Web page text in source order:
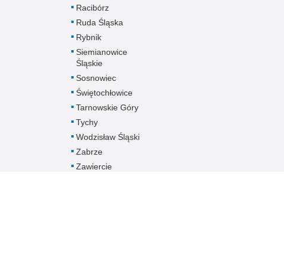
Racibórz
Ruda Śląska
Rybnik
Siemianowice
Śląskie
Sosnowiec
Świętochłowice
Tarnowskie Góry
Tychy
Wodzisław Śląski
Zabrze
Zawiercie